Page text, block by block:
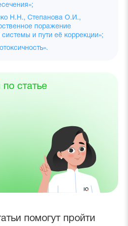
Н.Н., Степанова О.И.,
поражение
системы и пути её коррекции»;
по статье
помогут пройти